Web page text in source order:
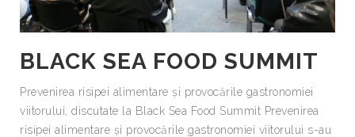
BLACK SEA FOOD SUMMIT
Prevenirea risipei alimentare și provocările gastronomiei
viitorului, discutate la Black Sea Food Summit Prevenirea
risipei alimentare și provocările gastronomiei viitorului s-au